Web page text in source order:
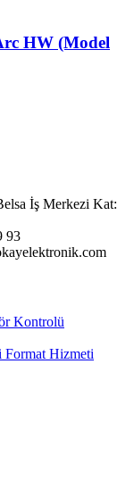
HW (Model
İş Merkezi Kat:
93
Kontrolü
Format Hizmeti